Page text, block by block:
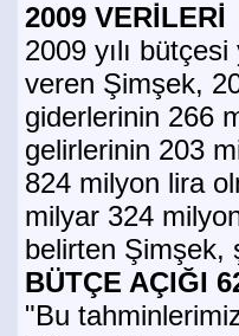
2009 VERİLERİ
2009 yılı
veren Şimşek,
giderlerinin 266
gelirlerinin 203
824 milyon lira
milyar 324
belirten Şimşek,
BÜTÇE AÇIĞI
"Bu